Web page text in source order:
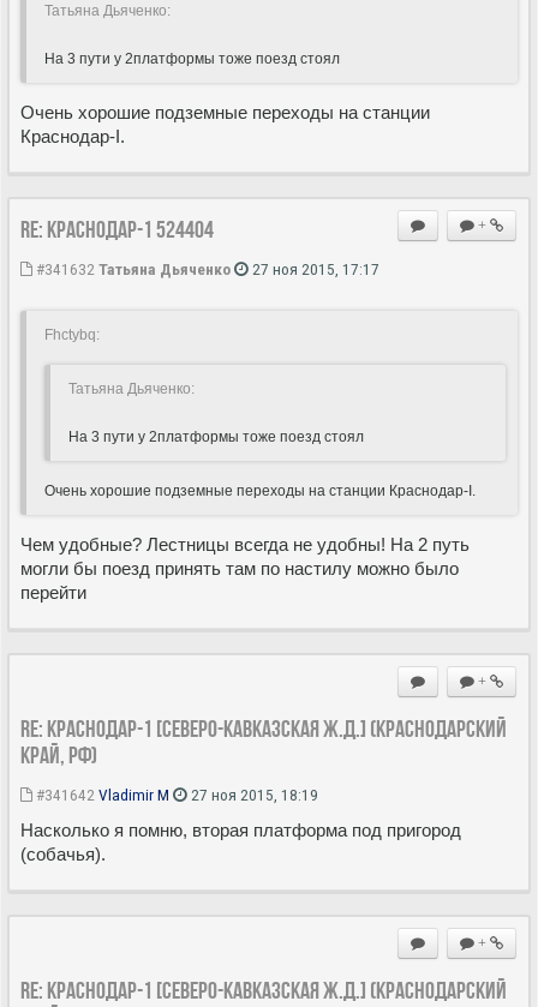
Татьяна Дьяченко:
На 3 пути у 2платформы тоже поезд стоял
Очень хорошие подземные переходы на станции
Краснодар-I.
+
Re: Краснодар-1 524404
#341632 Татьяна Дьяченко 27 ноя 2015, 17:17
Fhctybq:
Татьяна Дьяченко:
На 3 пути у 2платформы тоже поезд стоял
Очень хорошие подземные переходы на станции Краснодар-I.
Чем удобные? Лестницы всегда не удобны! На 2 путь
могли бы поезд принять там по настилу можно было
перейти
+
Re: Краснодар-1 [Северо-Кавказская ж.д.] (Краснодарский
край, РФ)
#341642 Vladimir M 27 ноя 2015, 18:19
Насколько я помню, вторая платформа под пригород
(собачья).
+
Re: Краснодар-1 [Северо-Кавказская ж.д.] (Краснодарский